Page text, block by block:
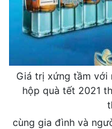
Giá trị xứng tầm với
hộp quà tết 2021
cùng gia đình và